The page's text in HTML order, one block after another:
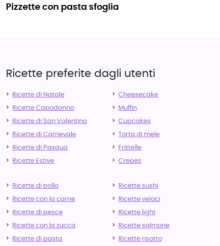
pizzette con pasta sfoglia
Ricette preferite dagli utenti
Ricette di Natale
Ricette Capodanno
Ricette di San Valentino
Ricette di Carnevale
Ricette di Pasqua
Ricette Estive
Cheesecake
Muffin
Cupcakes
Torta di mele
Frittelle
Crepes
Ricette di pollo
Ricette con la carne
Ricette di pesce
Ricette con la zucca
Ricette di pasta
Ricette sushi
Ricette veloci
Ricette light
Ricette salmone
Ricette risotto